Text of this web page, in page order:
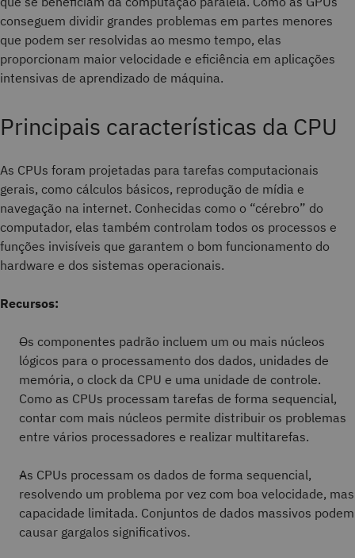
conseguem dividir grandes problemas em partes menores
que podem ser resolvidas ao mesmo tempo, elas
proporcionam maior velocidade e eficiência em aplicações
intensivas de aprendizado de máquina.
Principais características da CPU
As CPUs foram projetadas para tarefas computacionais
gerais, como cálculos básicos, reprodução de mídia e
navegação na internet. Conhecidas como o “cérebro” do
computador, elas também controlam todos os processos e
funções invisíveis que garantem o bom funcionamento do
hardware e dos sistemas operacionais.
Recursos:
Os componentes padrão incluem um ou mais núcleos
lógicos para o processamento dos dados, unidades de
memória, o clock da CPU e uma unidade de controle.
Como as CPUs processam tarefas de forma sequencial,
contar com mais núcleos permite distribuir os problemas
entre vários processadores e realizar multitarefas.
As CPUs processam os dados de forma sequencial,
resolvendo um problema por vez com boa velocidade, mas
capacidade limitada. Conjuntos de dados massivos podem
causar gargalos significativos.